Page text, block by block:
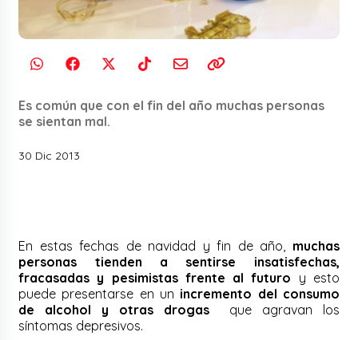
Es común que con el fin del año muchas personas
se sientan mal.
30 Dic 2013
En estas fechas de navidad y fin de año, muchas
personas tienden a sentirse insatisfechas,
fracasadas y pesimistas frente al futuro y esto
puede presentarse en un incremento del consumo
de alcohol y otras drogasque agravan los
síntomas depresivos.